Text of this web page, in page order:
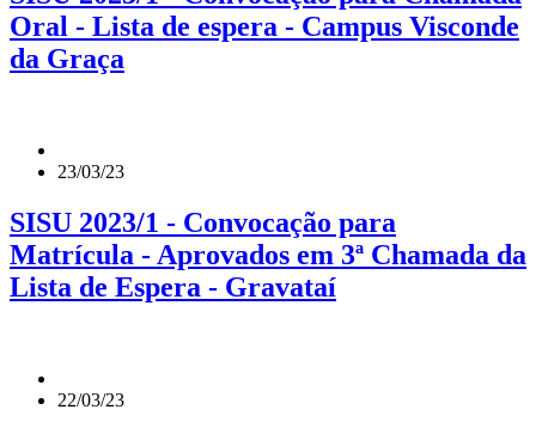
Oral - Lista de espera - Campus Visconde
da Graça
23/03/23
SISU 2023/1 - Convocação para
Matrícula - Aprovados em 3ª Chamada da
Lista de Espera - Gravataí
22/03/23